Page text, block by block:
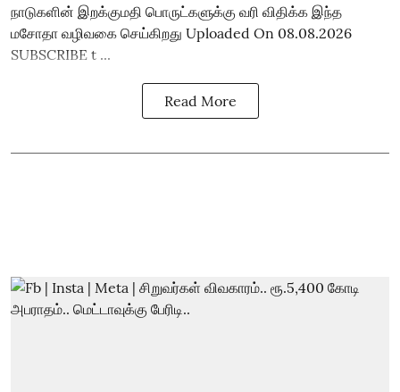
நாடுகளின் இறக்குமதி பொருட்களுக்கு வரி விதிக்க இந்த
மசோதா வழிவகை செய்கிறது Uploaded On 08.08.2026
SUBSCRIBE t ...
Read More